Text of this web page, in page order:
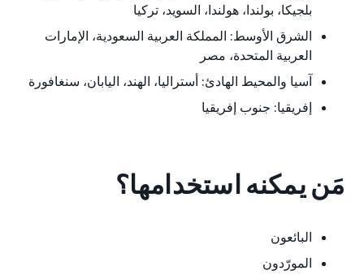
بلجيكا، بولندا، هولندا، السويد، تركيا
الشرق الأوسط: المملكة العربية السعودية، الإمارات
العربية المتحدة، مصر
آسيا والمحيط الهادئ: أستراليا، الهند، اليابان، سنغافورة
إفريقيا: جنوب إفريقيا
مَن يمكنه استخدامها؟
البائعون
المورّدون